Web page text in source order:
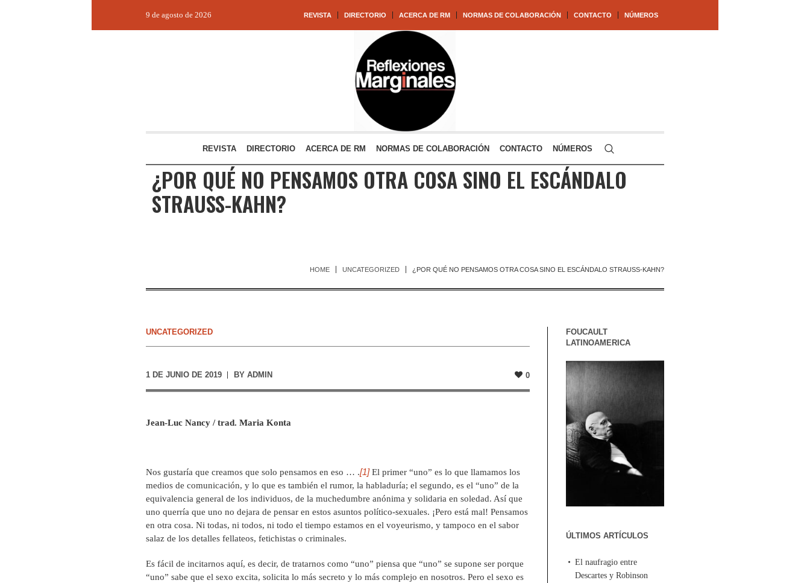
REVISTA DIRECTORIO ACERCA DE RM NORMAS DE COLABORACIÓN CONTACTO NÚMEROS
9 de agosto de 2026
REVISTA DIRECTORIO ACERCA DE RM NORMAS DE COLABORACIÓN CONTACTO NÚMEROS
¿POR QUÉ NO PENSAMOS OTRA COSA SINO EL ESCÁNDALO
STRAUSS-KAHN?
HOME UNCATEGORIZED ¿POR QUÉ NO PENSAMOS OTRA COSA SINO EL ESCÁNDALO STRAUSS-KAHN?
UNCATEGORIZED
1 DE JUNIO DE 2019 BY ADMIN 0
Jean-Luc Nancy / trad. Maria Konta
Nos gustaría que creamos que solo pensamos en eso … .[1]El primer “uno” es lo que llamamos los
medios de comunicación, y lo que es también el rumor, la habladuría; el segundo, es el “uno” de la
equivalencia general de los individuos, de la muchedumbre anónima y solidaria en soledad. Así que
uno querría que uno no dejara de pensar en estos asuntos político-sexuales. ¡Pero está mal! Pensamos
en otra cosa. Ni todas, ni todos, ni todo el tiempo estamos en el voyeurismo, y tampoco en el sabor
salaz de los detalles fellateos, fetichistas o criminales.
Es fácil de incitarnos aquí, es decir, de tratarnos como “uno” piensa que “uno” se supone ser porque
“uno” sabe que el sexo excita, solicita lo más secreto y lo más complejo en nosotros. Pero el sexo es
FOUCAULT
LATINOAMERICA
ÚLTIMOS ARTÍCULOS
El naufragio entre
Descartes y Robinson